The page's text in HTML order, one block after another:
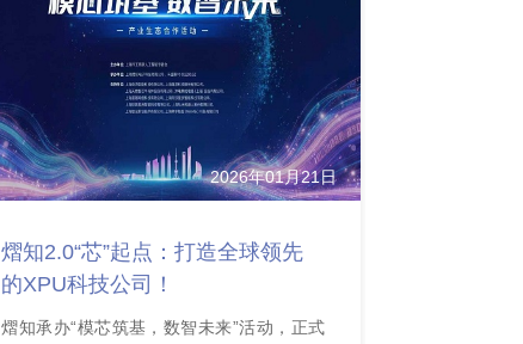
2026年01月21日
熠知2.0“芯”起点：打造全球领先
的XPU科技公司！
熠知承办“模芯筑基，数智未来”活动，正式